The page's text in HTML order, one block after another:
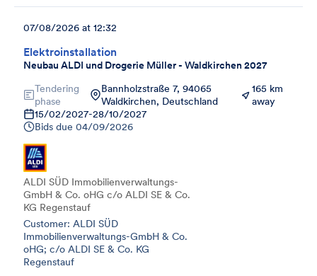
Elektroinstallation
Neubau ALDI und Drogerie Müller - Waldkirchen 2027
07/08/2026 at 12:32
Tendering
phase
Bannholzstraße 7, 94065
Waldkirchen, Deutschland
165 km
away
15/02/2027-28/10/2027
Bids due 04/09/2026
ALDI SÜD Immobilienverwaltungs-
GmbH & Co. oHG c/o ALDI SE & Co.
KG Regenstauf
Customer: ALDI SÜD
Immobilienverwaltungs-GmbH & Co.
oHG; c/o ALDI SE & Co. KG
Regenstauf